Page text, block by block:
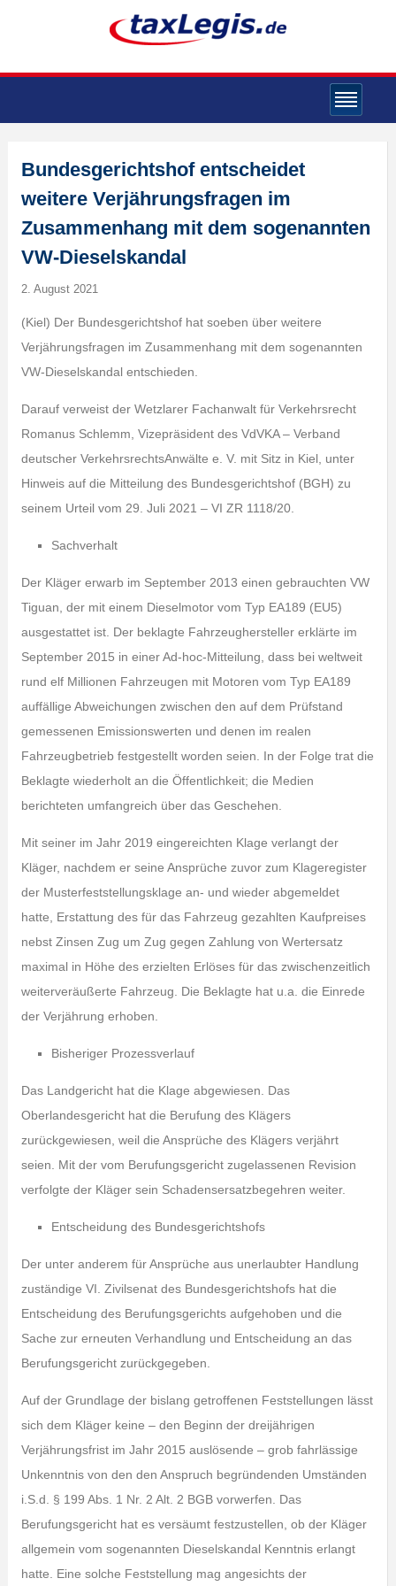
Bundesgerichtshof entscheidet
weitere Verjährungsfragen im
Zusammenhang mit dem sogenannten
VW-Dieselskandal
2. August 2021
(Kiel) Der Bundesgerichtshof hat soeben über weitere
Verjährungsfragen im Zusammenhang mit dem sogenannten
VW-Dieselskandal entschieden.
Darauf verweist der Wetzlarer Fachanwalt für Verkehrsrecht
Romanus Schlemm, Vizepräsident des VdVKA – Verband
deutscher VerkehrsrechtsAnwälte e. V. mit Sitz in Kiel, unter
Hinweis auf die Mitteilung des Bundesgerichtshof (BGH) zu
seinem Urteil vom 29. Juli 2021 – VI ZR 1118/20.
Sachverhalt
Der Kläger erwarb im September 2013 einen gebrauchten VW
Tiguan, der mit einem Dieselmotor vom Typ EA189 (EU5)
ausgestattet ist. Der beklagte Fahrzeughersteller erklärte im
September 2015 in einer Ad-hoc-Mitteilung, dass bei weltweit
rund elf Millionen Fahrzeugen mit Motoren vom Typ EA189
auffällige Abweichungen zwischen den auf dem Prüfstand
gemessenen Emissionswerten und denen im realen
Fahrzeugbetrieb festgestellt worden seien. In der Folge trat die
Beklagte wiederholt an die Öffentlichkeit; die Medien
berichteten umfangreich über das Geschehen.
Mit seiner im Jahr 2019 eingereichten Klage verlangt der
Kläger, nachdem er seine Ansprüche zuvor zum Klageregister
der Musterfeststellungsklage an- und wieder abgemeldet
hatte, Erstattung des für das Fahrzeug gezahlten Kaufpreises
nebst Zinsen Zug um Zug gegen Zahlung von Wertersatz
maximal in Höhe des erzielten Erlöses für das zwischenzeitlich
weiterveräußerte Fahrzeug. Die Beklagte hat u.a. die Einrede
der Verjährung erhoben.
Bisheriger Prozessverlauf
Das Landgericht hat die Klage abgewiesen. Das
Oberlandesgericht hat die Berufung des Klägers
zurückgewiesen, weil die Ansprüche des Klägers verjährt
seien. Mit der vom Berufungsgericht zugelassenen Revision
verfolgte der Kläger sein Schadensersatzbegehren weiter.
Entscheidung des Bundesgerichtshofs
Der unter anderem für Ansprüche aus unerlaubter Handlung
zuständige VI. Zivilsenat des Bundesgerichtshofs hat die
Entscheidung des Berufungsgerichts aufgehoben und die
Sache zur erneuten Verhandlung und Entscheidung an das
Berufungsgericht zurückgegeben.
Auf der Grundlage der bislang getroffenen Feststellungen lässt
sich dem Kläger keine – den Beginn der dreijährigen
Verjährungsfrist im Jahr 2015 auslösende – grob fahrlässige
Unkenntnis von den den Anspruch begründenden Umständen
i.S.d. § 199 Abs. 1 Nr. 2 Alt. 2 BGB vorwerfen. Das
Berufungsgericht hat es versäumt festzustellen, ob der Kläger
allgemein vom sogenannten Dieselskandal Kenntnis erlangt
hatte. Eine solche Feststellung mag angesichts der